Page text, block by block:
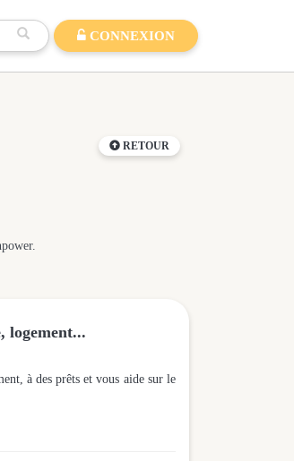
CONNEXION
RETOUR
logement...
à des prêts et vous aide sur le